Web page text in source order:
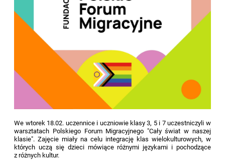
We wtorek 18.02. uczennice i uczniowie klasy 3, 5 i 7 uczestniczyli w
warsztatach Polskiego Forum Migracyjnego "Cały świat w naszej
klasie". Zajęcie miały na celu integrację klas wielokulturowych, w
których uczą się dzieci mówiące różnymi językami i pochodzące
z różnych kultur.